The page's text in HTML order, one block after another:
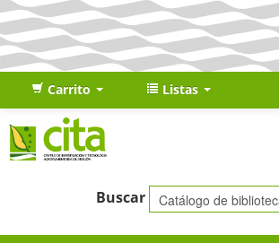
Carrito Listas
Buscar